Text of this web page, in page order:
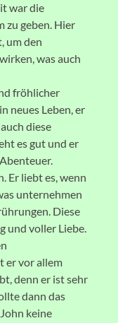
war die
zu geben. Hier
um den
was auch
fröhlicher
neues Leben, er
diese
es gut und er
Er liebt es, wenn
unternehmen
Diese
und voller Liebe.
er vor allem
denn er ist sehr
dann das
keine